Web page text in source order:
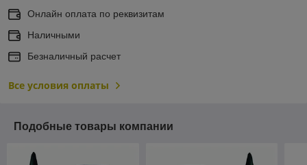
Онлайн оплата по реквизитам
Наличными
Безналичный расчет
Все условия оплаты
Подобные товары компании